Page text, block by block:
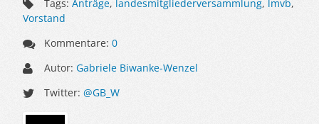
Tags: Anträge, landesmitgliederversammlung, lmvb,
Vorstand
Kommentare:0
Autor: Gabriele Biwanke-Wenzel
Twitter:@GB_W